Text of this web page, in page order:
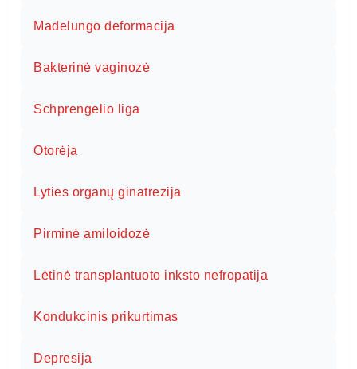
Madelungo deformacija
Bakterinė vaginozė
Schprengelio liga
Otorėja
Lyties organų ginatrezija
Pirminė amiloidozė
Lėtinė transplantuoto inksto nefropatija
Kondukcinis prikurtimas
Depresija